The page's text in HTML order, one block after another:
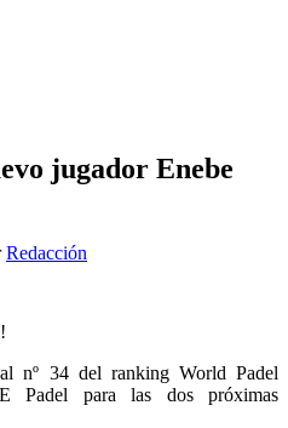
jugador Enebe
Redacción
nº 34 del ranking World Padel
Padel para las dos próximas